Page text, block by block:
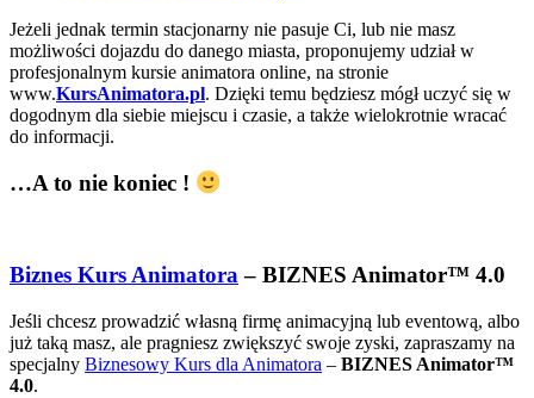
Jeżeli jednak termin stacjonarny nie pasuje Ci, lub nie masz
możliwości dojazdu do danego miasta, proponujemy udział w
profesjonalnym kursie animatora online, na stronie
www.KursAnimatora.pl. Dzięki temu będziesz mógł uczyć się w
dogodnym dla siebie miejscu i czasie, a także wielokrotnie wracać
do informacji.
…A to nie koniec !
Biznes Kurs Animatora– BIZNES Animator™ 4.0
Jeśli chcesz prowadzić własną firmę animacyjną lub eventową, albo
już taką masz, ale pragniesz zwiększyć swoje zyski, zapraszamy na
specjalny Biznesowy Kurs dla Animatora – BIZNES Animator™
4.0.